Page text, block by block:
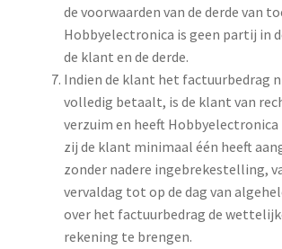
de voorwaarden van de derde van
Hobbyelectronica is geen partij in
de klant en de derde.
Indien de klant het factuurbedrag
volledig betaalt, is de klant van
verzuim en heeft
zij de klant minimaal één heeft
zonder nadere ingebrekestelling,
vervaldag tot op de dag van
over het factuurbedrag de
rekening te brengen.